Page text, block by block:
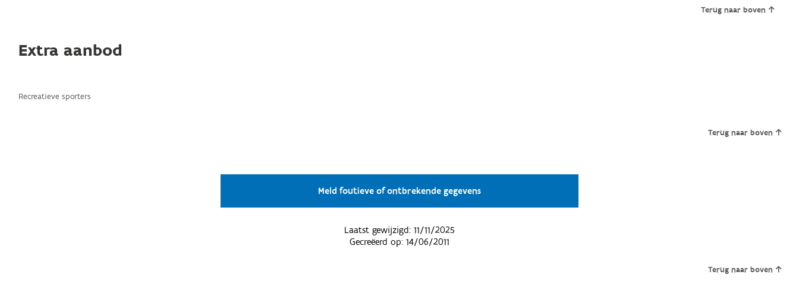
Terug naar boven
Extra aanbod
Recreatieve sporters
Terug naar boven
Meld foutieve of ontbrekende gegevens
Laatst gewijzigd: 11/11/2025
Gecreëerd op: 14/06/2011
Terug naar boven